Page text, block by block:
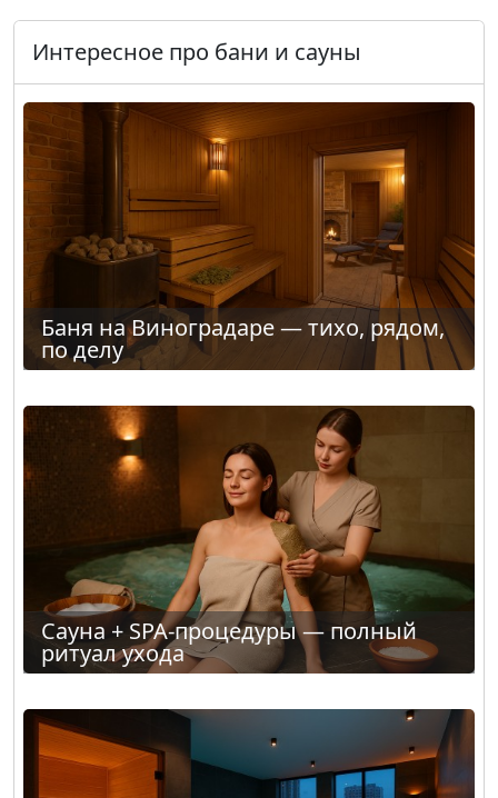
Интересное про бани и сауны
Баня на Виноградаре — тихо, рядом,
по делу
Сауна + SPA-процедуры — полный
ритуал ухода